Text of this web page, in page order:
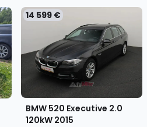
14 599 €
BMW 520 Executive 2.0
120kW 2015